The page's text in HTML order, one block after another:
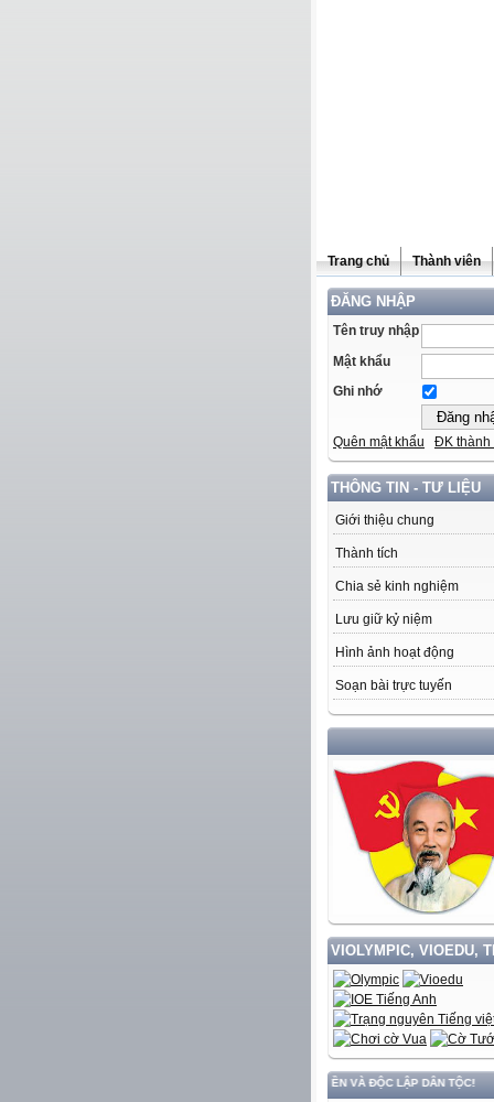
Trang chủ Thành viên
ĐĂNG NHẬP
Tên truy nhập
Mật khẩu
Ghi nhớ
Quên mật khẩu ĐK thành
THÔNG TIN - TƯ LIỆU
Giới thiệu chung
Thành tích
Chia sẻ kinh nghiệm
Lưu giữ kỷ niệm
Hình ảnh hoạt động
Soạn bài trực tuyến
VIOLYMPIC, VIOEDU,
NƯỚC GẮN VỚI BẢO VỆ VỮNG CHẮC CHỦ QUYỀN VÀ ĐỘC LẬP DÂN TỘC!